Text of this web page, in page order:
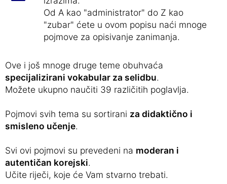
Od A kao "administrator" do Z kao
"zubar" ćete u ovom popisu naći mnoge
pojmove za opisivanje zanimanja.
Ove i još mnoge druge teme obuhvaća
specijalizirani vokabular za selidbu.
Možete ukupno naučiti 39 različitih poglavlja.
Pojmovi svih tema su sortirani za didaktično i
smisleno učenje.
Svi ovi pojmovi su prevedeni na moderan i
autentičan korejski.
Učite riječi, koje će Vam stvarno trebati.